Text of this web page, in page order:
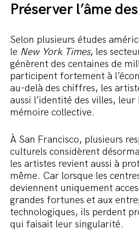
Préserver l’âme
Selon plusieurs études
le New York Times, les
génèrent des centaines de
participent fortement à
au-delà des chiffres, les
aussi l’identité des villes,
mémoire collective.
À San Francisco, plusieurs
culturels considèrent
les artistes revient aussi à
même. Car lorsque les
deviennent uniquement
grandes fortunes et aux
technologiques, ils perdent
qui faisait leur singularité.